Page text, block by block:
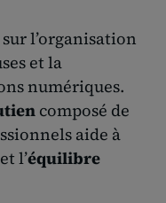
l’organisation
et la
numériques.
composé de
aide à
et l’équilibre